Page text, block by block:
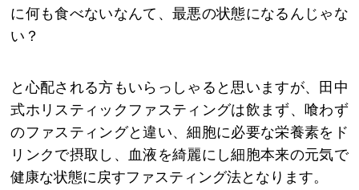
に何も食べないなんて、最悪の状態になるんじゃな
い？
と心配される方もいらっしゃると思いますが、田中
式ホリスティックファスティングは飲まず、喰わず
のファスティングと違い、細胞に必要な栄養素をド
リンクで摂取し、血液を綺麗にし細胞本来の元気で
健康な状態に戻すファスティング法となります。